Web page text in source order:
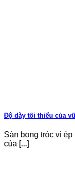
Độ dày tối thiểu của
Sàn bong tróc vì
của [...]